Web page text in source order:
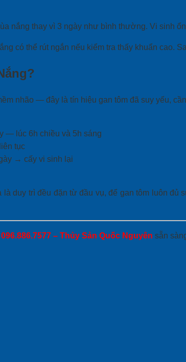
nắng thay vì 3 ngày như bình thường. Vi sinh
có thể rút ngắn nếu kiểm tra thấy khuẩn cao.
nhão — đây là tín hiệu gan tôm đã suy yếu,
— lúc 6h chiều và 5h sáng
tục
→ cấy vi sinh lại
duy trì đều đặn từ đầu vụ, để gan tôm luôn
– Thủy Sản Quốc Nguyên sẵn